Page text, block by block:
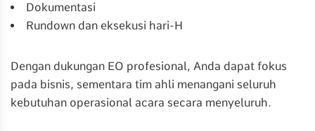
Dokumentasi
Rundown dan eksekusi hari-H
Dengan dukungan EO profesional, Anda dapat fokus
pada bisnis, sementara tim ahli menangani seluruh
kebutuhan operasional acara secara menyeluruh.